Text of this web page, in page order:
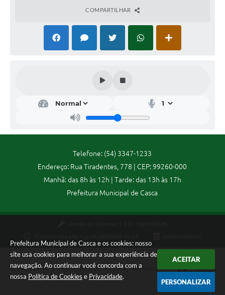
Prefeitura Municipal de Casca e os cookies: nosso
site usa cookies para melhorar a sua experiência de
navegação. Ao continuar você concorda com a
nossa Política de Cookies e Privacidade.
ACEITAR
PERSONALIZAR
Galeria de Vídeos
Legislação
Enquete
Jornal
COMPARTILHAR
Telefone: (54) 3347-1233
Endereço: Rua Tiradentes, 778 | CEP: 99260-000
Manhã: das 8h às 12h | Tarde: das 13h às 17h
Prefeitura Municipal de Casca
Copyright Instar - 2006-2026. Todos os direitos reservados -
Instar Tecnologia